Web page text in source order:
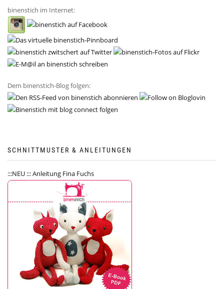
binenstich im Internet:
Dem binenstich-Blog folgen:
SCHNITTMUSTER & ANLEITUNGEN
:::NEU ::: Anleitung Fina Fuchs